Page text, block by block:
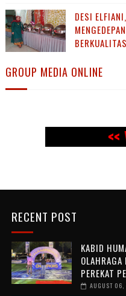
DESI
GROUP MEDIA ONLINE
<<
RECENT POST
KABID
PEREKAT
AUGUST